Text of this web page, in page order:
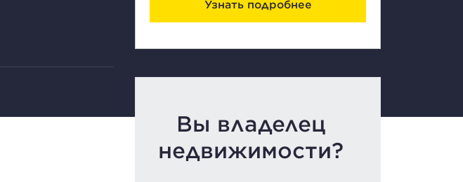
Узнать подробнее
Вы владелец
недвижимости?